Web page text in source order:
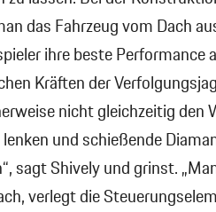
das Fahrzeug vom Dach
ihre beste Performance
Kräften der
nicht gleichzeitig
und schießende
sagt Shively und grinst.
verlegt die